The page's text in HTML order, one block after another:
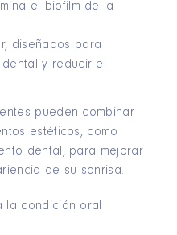
el biofilm de la
diseñados para
y reducir el
pueden combinar
estéticos, como
dental, para mejorar
de su sonrisa.
la condición oral